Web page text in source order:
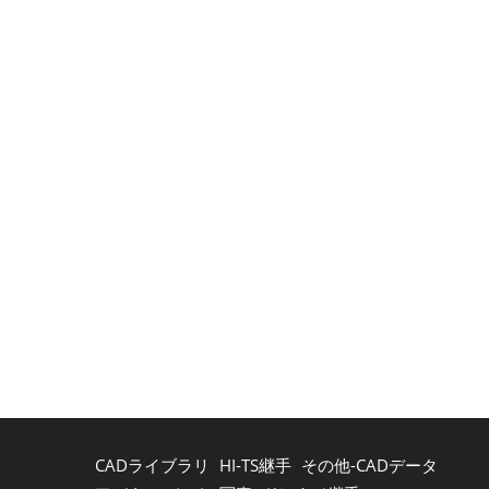
CADライブラリ HI-TS継手 その他-CADデータ